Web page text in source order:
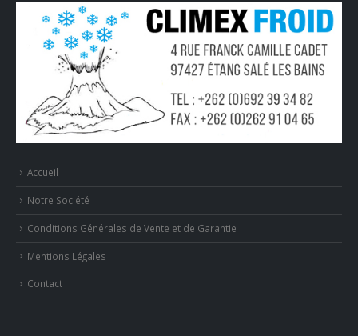
Accueil
Notre Société
Conditions Générales de Vente et de Garantie
Mentions Légales
Contact